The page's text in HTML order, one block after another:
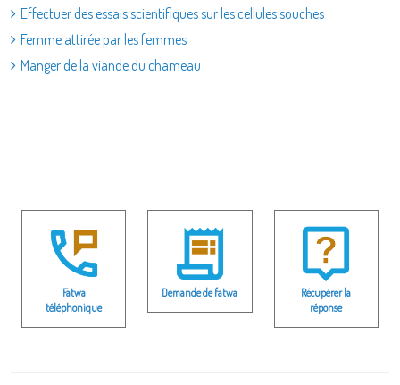
Effectuer des essais scientifiques sur les cellules souches
Femme attirée par les femmes
Manger de la viande du chameau
Fatwa
téléphonique
Demande de fatwa
Récupérer la
réponse